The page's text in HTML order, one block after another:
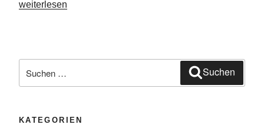
„Darf
wegwerfen?“
weiterlesen
Suchen
KATEGORIEN